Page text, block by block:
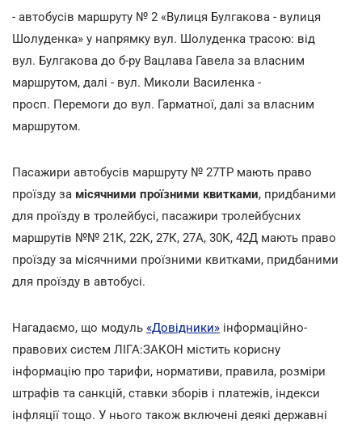
- автобусів маршруту № 2 «Вулиця Булгакова - вулиця
Шолуденка» у напрямку вул. Шолуденка трасою: від
вул. Булгакова до б-ру Вацлава Гавела за власним
маршрутом, далі - вул. Миколи Василенка -
просп. Перемоги до вул. Гарматної, далі за власним
маршрутом.
Пасажири автобусів маршруту № 27ТР мають право
проїзду за місячними проїзними квитками, придбаними
для проїзду в тролейбусі, пасажири тролейбусних
маршрутів №№ 21К, 22К, 27К, 27А, 30К, 42Д мають право
проїзду за місячними проїзними квитками, придбаними
для проїзду в автобусі.
Нагадаємо, що модуль «Довідники» інформаційно-
правових систем ЛІГА:ЗАКОН містить корисну
інформацію про тарифи, нормативи, правила, розміри
штрафів та санкцій, ставки зборів і платежів, індекси
інфляції тощо. У нього також включені деякі державні